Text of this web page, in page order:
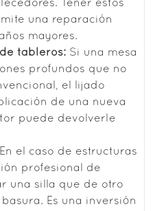
Tener estos
una reparación
mayores.
tableros: Si una mesa
profundos que no
el lijado
de una nueva
puede devolverle
En el caso de estructuras
profesional de
una silla que de otro
Es una inversión